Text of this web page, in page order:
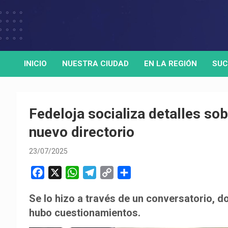
to
HORA32
Medio de comunicación digital
INICIO NUESTRA CIUDAD EN LA REGIÓN
Fedeloja socializa detalles
nuevo directorio
23/07/2025
c
e
b
W
a
t
s
l
e
g
p
y
L
m
p
a
Se lo hizo a través de un conversatorio,
hubo cuestionamientos.